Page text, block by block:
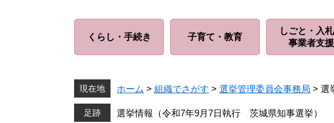
くらし・ 手続き 子育て・ 教育
しごと・入札
事業者支援
現在地 ホーム > 組織でさがす > 選挙管理委員会事務局 > 選
選挙情報（令和7年9月7日執行 茨城県知事選挙）